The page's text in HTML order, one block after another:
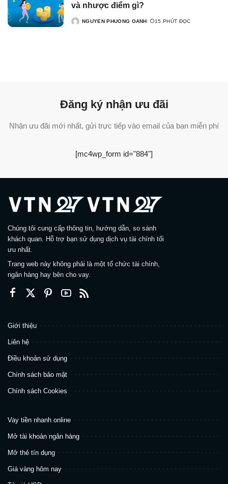
và nhược điểm gì?
NGUYEN PHUONG OANH 15 PHÚT ĐỌC
Đăng ký nhận ưu đãi
Nhận ưu đãi mới nhất, gửi trực tiếp vào email của bạn miễn phí
[mc4wp_form id="884"]
Chúng tôi cung cấp thông tin, hướng dẫn, so sánh
khách quan. Hỗ trợ bạn sử dụng dịch vụ tài chính tối
ưu nhất.
Trang web này không phải là một tổ chức tài chính,
ngân hàng hay bên cho vay.
Giới thiệu
Liên hệ
Điều khoản sử dụng
Chính sách bảo mật
Chính sách Cookies
Vay tiền nhanh online
Mở tài khoản ngân hàng
Mở thẻ tín dụng
Giá vàng hôm nay